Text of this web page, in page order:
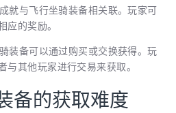
就与飞行坐骑装备相关联。玩家可
应的奖励。
装备可以通过购买或交换获得。玩
与其他玩家进行交易来获取。
备的获取难度